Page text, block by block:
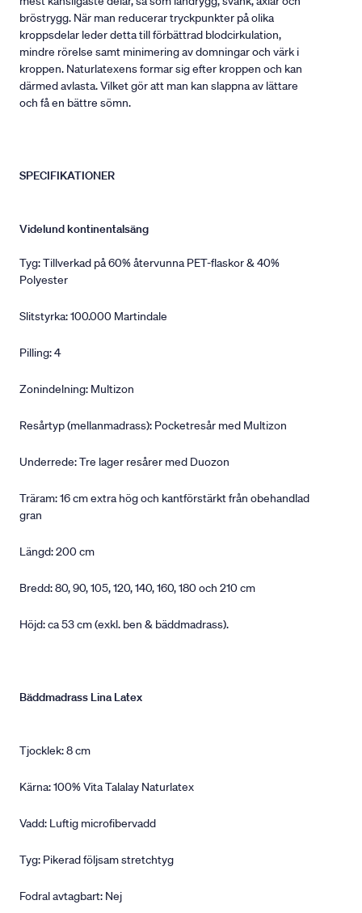
bröstrygg. När man reducerar tryckpunkter på olika
kroppsdelar leder detta till förbättrad blodcirkulation,
mindre rörelse samt minimering av domningar och värk i
kroppen. Naturlatexens formar sig efter kroppen och kan
därmed avlasta. Vilket gör att man kan slappna av lättare
och få en bättre sömn.
SPECIFIKATIONER
Videlund kontinentalsäng
Tyg: Tillverkad på 60% återvunna PET-flaskor & 40%
Polyester
Slitstyrka: 100.000 Martindale
Pilling: 4
Zonindelning: Multizon
Resårtyp (mellanmadrass): Pocketresår med Multizon
Underrede: Tre lager resårer med Duozon
Träram: 16 cm extra hög och kantförstärkt från obehandlad
gran
Längd: 200 cm
Bredd: 80, 90, 105, 120, 140, 160, 180 och 210 cm
Höjd: ca 53 cm (exkl. ben & bäddmadrass).
Bäddmadrass Lina Latex
Tjocklek: 8 cm
Kärna: 100% Vita Talalay Naturlatex
Vadd: Luftig microfibervadd
Tyg: Pikerad följsam stretchtyg
Fodral avtagbart: Nej